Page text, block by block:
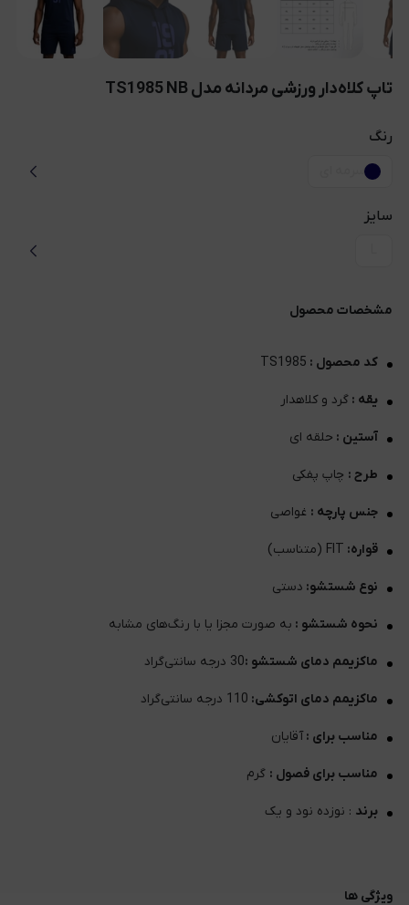
تاپ کلاه‌دار ورزشی مردانه مدل TS1985 NB
رنگ
سرمه ای
سایز
مشخصات محصول
کد محصول : TS1985
یقه : گرد و کلاهدار
آستین : حلقه ای
طرح : چاپ پفکی
جنس پارچه : غواصی
قواره: FIT (متناسب)
نوع شستشو: دستی
نحوه شستشو : به صورت مجزا یا با رنگ‌های مشابه
ماکزیمم دمای شستشو :30 درجه سانتی‌گراد
ماکزیمم دمای اتوکشی: 110 درجه سانتی‌گراد
مناسب برای : آقایان
مناسب برای فصول : گرم
برند : نوزده نود و یک
ویژگی ها